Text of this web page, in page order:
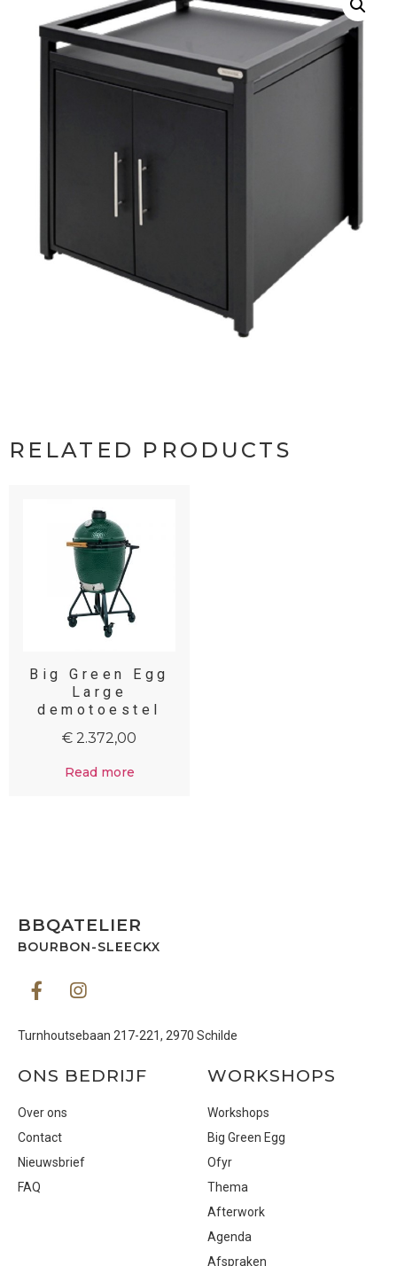
RELATED PRODUCTS
Big Green Egg
Large
demotoestel
€ 2.372,00
Read more
BBQATELIER
BOURBON-SLEECKX
Turnhoutsebaan 217-221, 2970 Schilde
ONS BEDRIJF
Over ons
Contact
Nieuwsbrief
FAQ
WORKSHOPS
Workshops
Big Green Egg
Ofyr
Thema
Afterwork
Agenda
Afspraken